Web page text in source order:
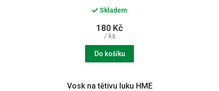
Skladem
180 Kč
/ ks
Do košíku
Vosk na tětivu luku HME